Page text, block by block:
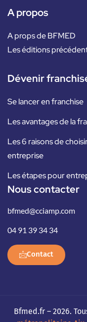
A propos
A props de BFMED
Les éditions
Dévenir
Se lancer en franchise
Les avantages de la
Les 6 raisons de
entreprise
Les étapes pour
Nous contacter
bfmed@cciamp.com
04 91 39 34 34
Contact
Bfmed.fr – 2026.